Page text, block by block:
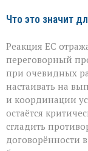
Что это значит
Реакция ЕС
переговорный
при очевидных
настаивать на
и координации
остаётся
сгладить
договорённости